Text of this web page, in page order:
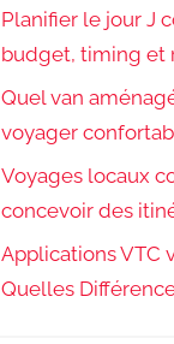
Planifier le jour J
budget, timing et
Quel van
voyager
Voyages locaux
concevoir des
Applications VTC
Quelles